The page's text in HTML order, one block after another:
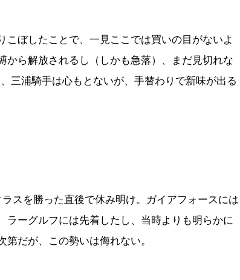
こぼしたことで、一見ここでは買いの目がないよ
から解放されるし（しかも急落）、まだ見切れな
三浦騎手は心もとないが、手替わりで新味が出る
スを勝った直後で休み明け。ガイアフォースには
ラーグルフには先着したし、当時よりも明らかに
だが、この勢いは侮れない。